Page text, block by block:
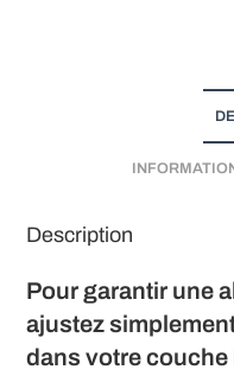
Description
Pour garantir une
ajustez
dans votre couche